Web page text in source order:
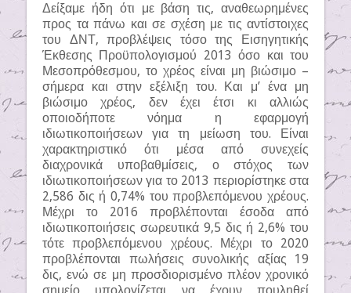
Δείξαμε ήδη ότι με βάση τις, αναθεωρημένες
προς τα πάνω και σε σχέση με τις αντίστοιχες
του ΔΝΤ, προβλέψεις τόσο της Εισηγητικής
Έκθεσης Προϋπολογισμού 2013 όσο και του
Μεσοπρόθεσμου, το χρέος είναι μη βιώσιμο –
σήμερα και στην εξέλιξη του. Και μ’ ένα μη
βιώσιμο χρέος, δεν έχει έτσι κι αλλιώς
οποιοδήποτε νόημα η εφαρμογή
ιδιωτικοποιήσεων για τη μείωση του. Είναι
χαρακτηριστικό ότι μέσα από συνεχείς
διαχρονικά υποβαθμίσεις, ο στόχος των
ιδιωτικοποιήσεων για το 2013 περιορίστηκε στα
2,586 δις ή 0,74% του προβλεπόμενου χρέους.
Μέχρι το 2016 προβλέπονται έσοδα από
ιδιωτικοποιήσεις σωρευτικά 9,5 δις ή 2,6% του
τότε προβλεπόμενου χρέους. Μέχρι το 2020
προβλέπονται πωλήσεις συνολικής αξίας 19
δις, ενώ σε μη προσδιορισμένο πλέον χρονικό